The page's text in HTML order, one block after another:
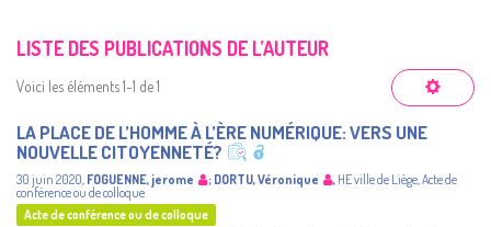
LISTE DES PUBLICATIONS DE L’AUTEUR
Voici les éléments 1-1 de 1
LA PLACE DE L’HOMME À L’ÈRE NUMÉRIQUE: VERS UNE
NOUVELLE CITOYENNETÉ?
30 juin 2020, FOGUENNE, jerome ; DORTU, Véronique , HE ville de Liège,Acte de
conférence ou de colloque
Acte de conférence ou de colloque